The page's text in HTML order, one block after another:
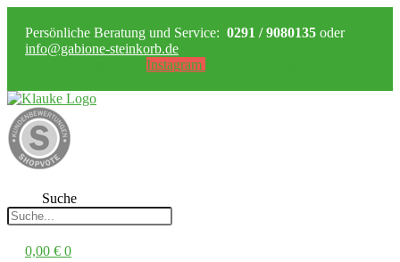
Persönliche Beratung und Service: 0291 / 9080135 oder
info@gabione-steinkorb.de
Instagram
Suche
0,00 € 0